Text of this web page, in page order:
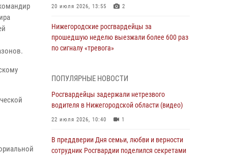
20 июля 2026, 13:55 2
Нижегородские росгвардейцы за
прошедшую неделю выезжали более 600 раз
по сигналу «тревога»
В Нижегородской области сотрудники
Росгвардии «по горячим следам» задержали
правонарушителя за стрельбу
17 июля 2026, 05:17
В Нижегородской области продолжаются
мероприятия в рамках всероссийской
ПОПУЛЯРНЫЕ НОВОСТИ
Росгвардейцы задержали нетрезвого
водителя в Нижегородской области (видео)
22 июля 2026, 10:40 1
В преддверии Дня семьи, любви и верности
сотрудник Росгвардии поделился секретами